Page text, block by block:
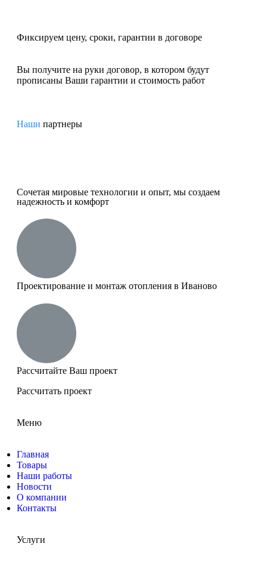
Фиксируем цену, сроки, гарантии в договоре
Вы получите на руки договор, в котором будут
прописаны Ваши гарантии и стоимость работ
Наши партнеры
Сочетая мировые технологии и опыт, мы создаем
надежность и комфорт
Проектирование и монтаж отопления в Иваново
Рассчитайте Ваш проект
Рассчитать проект
Меню
Главная
Товары
Наши работы
Новости
О компании
Контакты
Услуги